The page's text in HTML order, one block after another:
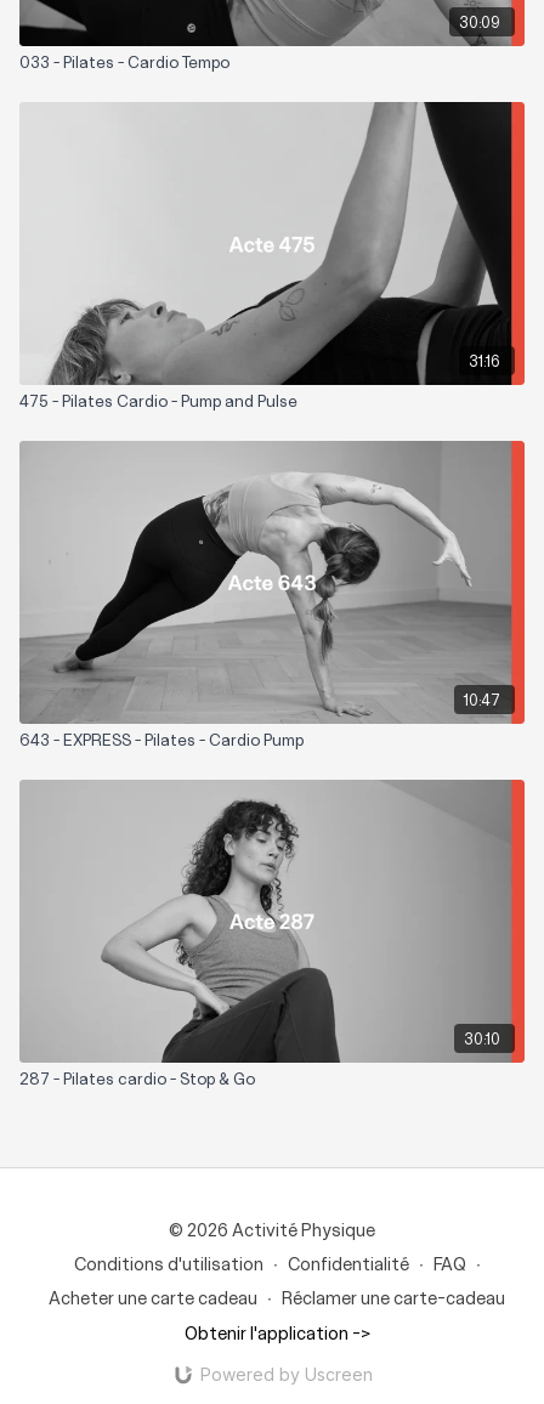
30:09
033 - Pilates - Cardio Tempo
31:16
475 - Pilates Cardio - Pump and Pulse
10:47
643 - EXPRESS - Pilates - Cardio Pump
30:10
287 - Pilates cardio - Stop & Go
© 2026 Activité Physique
Conditions d'utilisation ∙ Confidentialité ∙ FAQ ∙
Acheter une carte cadeau ∙ Réclamer une carte-cadeau
Obtenir l'application ->
Powered by Uscreen